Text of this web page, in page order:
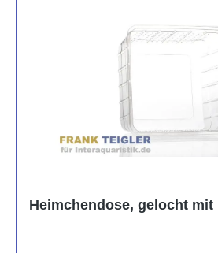
Heimchendose, gelocht mit